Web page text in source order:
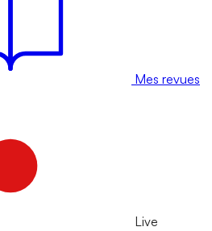
Mes revues
Live